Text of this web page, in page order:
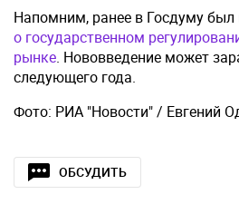
Напомним, ранее в Госдуму был
о государственном
рынке. Нововведение может
следующего года.
Фото: РИА "Новости" / Евгений
ОБСУДИТЬ